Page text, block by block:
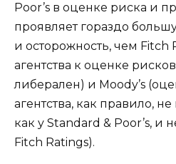
Poor’s в оценке риска и
проявляет гораздо
и осторожность, чем Fitch
агентства к оценке
либерален) и Moody’s
агентства, как правило,
как у Standard & Poor’s, и
Fitch Ratings).